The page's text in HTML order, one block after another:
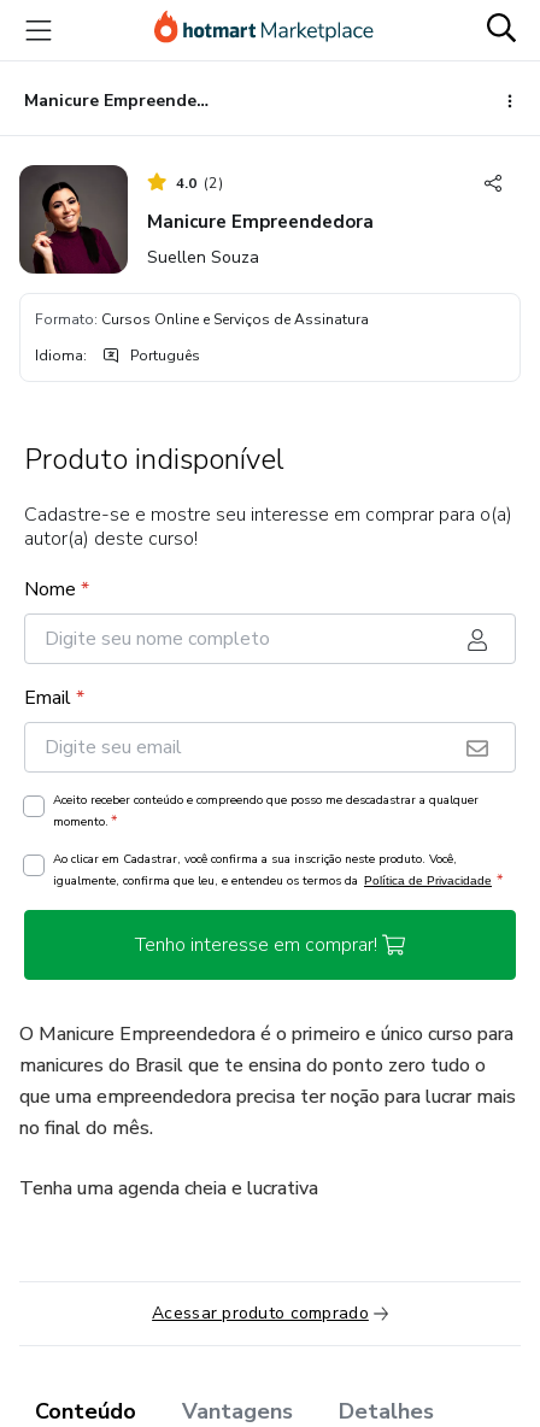
para
conteúdo
principal
para
pagamento
para
rodapé
Manicure Empreendedora
4.0 (2)
Manicure Empreendedora
Suellen Souza
Formato: Cursos Online e Serviços de Assinatura
Idioma: Português
Produto indisponível
Cadastre-se e mostre seu interesse em comprar para o(a)
autor(a) deste curso!
Nome *
Email*
Aceito receber conteúdo e compreendo que posso me descadastrar a qualquer
momento. *
Ao clicar em Cadastrar, você confirma a sua inscrição neste produto. Você,
igualmente, confirma que leu, e entendeu os termos da Política de Privacidade *
Tenho interesse em comprar!
O Manicure Empreendedora é o primeiro e único curso para
manicures do Brasil que te ensina do ponto zero tudo o
que uma empreendedora precisa ter noção para lucrar mais
no final do mês.
Tenha uma agenda cheia e lucrativa
Acessar produto comprado
Conteúdo Vantagens Detalhes